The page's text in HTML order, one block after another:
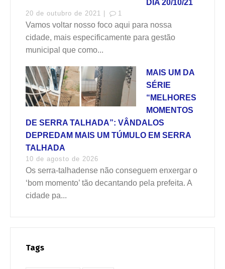
DIA 20/10/21
20 de outubro de 2021 | 1
Vamos voltar nosso foco aqui para nossa
cidade, mais especificamente para gestão
municipal que como...
MAIS UM DA
SÉRIE
“MELHORES
MOMENTOS
DE SERRA TALHADA”: VÂNDALOS
DEPREDAM MAIS UM TÚMULO EM SERRA
TALHADA
10 de agosto de 2026
Os serra-talhadense não conseguem enxergar o
‘bom momento’ tão decantando pela prefeita. A
cidade pa...
Tags